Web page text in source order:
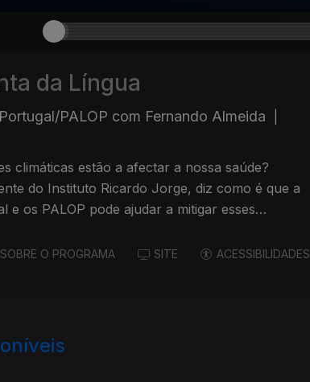
da Língua
PALOP com Fernando Almeida
climáticas estão a afectar a nossa saúde?
do Instituto Ricardo Jorge, diz como é que a
e os PALOP pode ajudar a mitigar esses
SOBRE O PROGRAMA SITE ACESSIBILIDADES